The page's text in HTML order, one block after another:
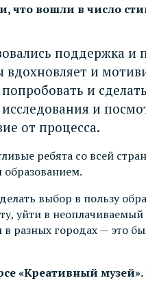
вошли в число
поддержка и
и
и
и
от процесса.
ребята со всей
выбор в пользу
уйти в
городах — это
«Креативный